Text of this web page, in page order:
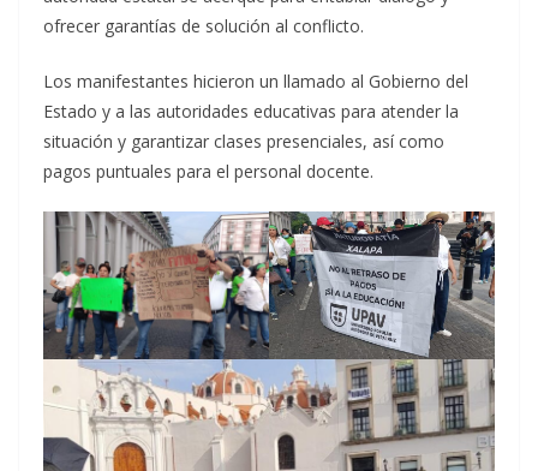
ofrecer garantías de solución al conflicto.
Los manifestantes hicieron un llamado al Gobierno del
Estado y a las autoridades educativas para atender la
situación y garantizar clases presenciales, así como
pagos puntuales para el personal docente.